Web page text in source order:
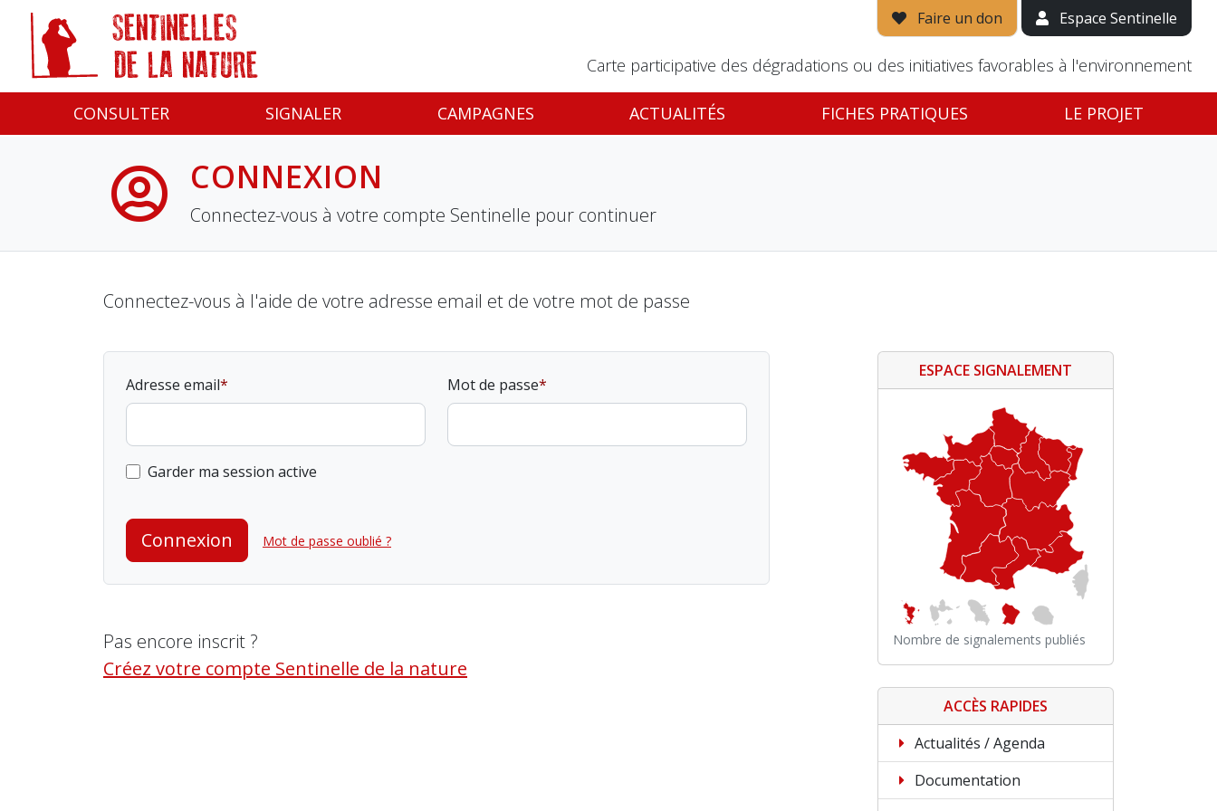
Faire un don Espace Sentinelle
Carte participative des dégradations ou des initiatives favorables à l'environnement
CONSULTER SIGNALER CAMPAGNES ACTUALITÉS FICHES PRATIQUES LE PROJET
CONNEXION
Connectez-vous à votre compte Sentinelle pour continuer
Connectez-vous à l'aide de votre adresse email et de votre mot de passe
Adresse email Mot de passe
Garder ma session active
Connexion Mot de passe oublié ?
Pas encore inscrit ?
Créez votre compte Sentinelle de la nature
ESPACE SIGNALEMENT
Nombre de signalements publiés
ACCÈS RAPIDES
Actualités / Agenda
Documentation
Panneau de gestion des cookies